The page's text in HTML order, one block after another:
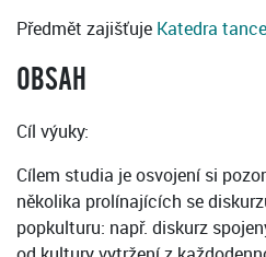
Předmět zajišťuje Katedra tance
OBSAH
Cíl výuky:
Cílem studia je osvojení si
několika prolínajících se
popkulturu: např. diskurz